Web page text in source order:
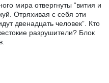
мира отвергнуты “вития и
Отряхивая с себя эти
двенадцать человек”. Кто
разрушители? Блок